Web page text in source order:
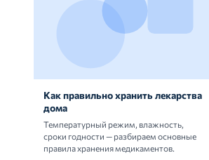
Как правильно хранить лекарства
дома
Температурный режим, влажность,
сроки годности — разбираем основные
правила хранения медикаментов.